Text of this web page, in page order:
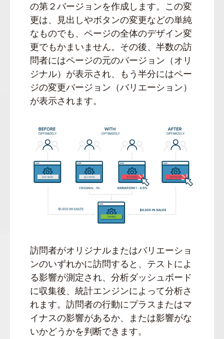
の第２バージョンを作成します。この変
更は、見出しやボタンの変更などの単純
なものでも、ページの全体のデザイン変
更でもかまいません。その後、半数の訪
問者にはページの元のバージョン（オリ
ジナル）が表示され、もう半分にはペー
ジの変更バージョン（バリエーション）
が表示されます。
訪問者がオリジナルまたはバリエーショ
ンのいずれかに訪問すると、テストによ
る影響が測定され、分析ダッシュボード
に収集後、統計エンジンによって分析さ
れます。訪問者の行動にプラスまたはマ
イナスの影響があるか、または影響がな
いかどうかを判断できます。